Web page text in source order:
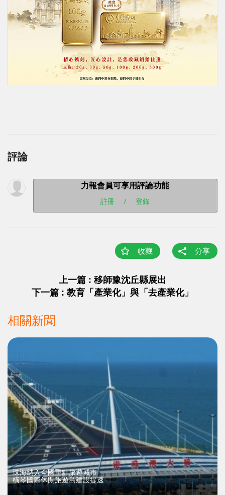
評論
力報會員可享用評論功能
註冊 / 登錄
收藏 分享
上一篇 : 移師豫沈丘縣展出
下一篇 : 教育「產業化」與「去產業化」
相關新聞
珠海納入全國重點旅遊城市
橫琴國際休閒旅遊島建設提速